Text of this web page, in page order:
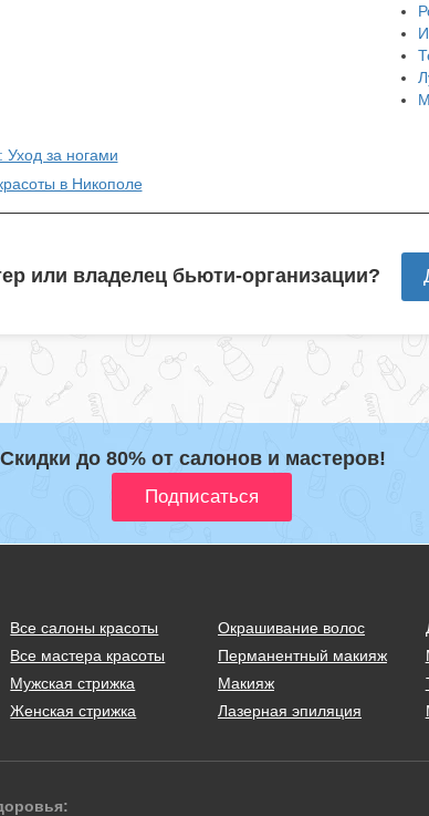
Уход за ногами
в Никополе
или владелец бьюти-организации?
Скидки до 80% от салонов и мастеров!
Все салоны красоты
Все мастера красоты
Мужская стрижка
Женская стрижка
Окрашивание волос
Перманентный макияж
Макияж
Лазерная эпиляция